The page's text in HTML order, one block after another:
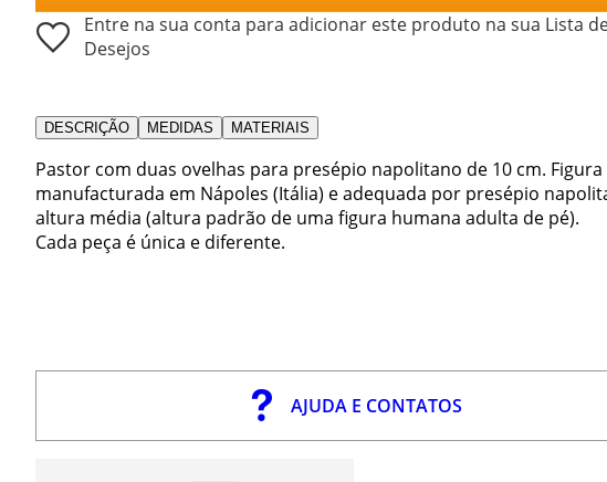
Entre na sua conta para adicionar este produto na sua Lista
Desejos
DESCRIÇÃO MEDIDAS MATERIAIS
Pastor com duas ovelhas para presépio napolitano de 10 cm.
manufacturada em Nápoles (Itália) e adequada por presépio
altura média (altura padrão de uma figura humana adulta de pé).
Cada peça é única e diferente.
AJUDA E CONTATOS